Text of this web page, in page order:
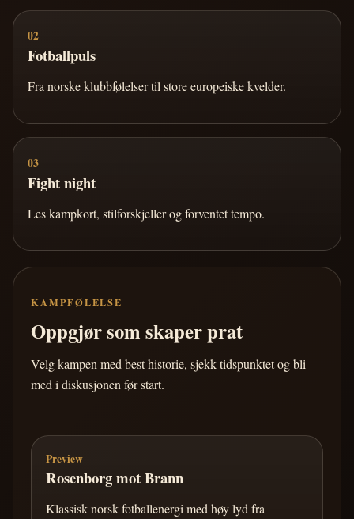
02
Fotballpuls
Fra norske klubbfølelser til store europeiske kvelder.
03
Fight night
Les kampkort, stilforskjeller og forventet tempo.
KAMPFØLELSE
Oppgjør som skaper prat
Velg kampen med best historie, sjekk tidspunktet og bli
med i diskusjonen før start.
Preview
Rosenborg mot Brann
Klassisk norsk fotballenergi med høy lyd fra